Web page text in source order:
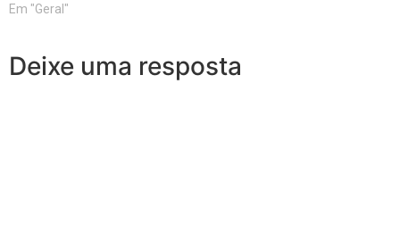
Em "Geral"
Deixe uma resposta